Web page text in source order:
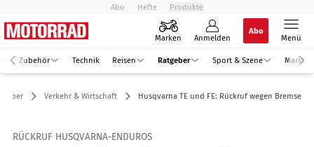
Abo Hefte Produkte
Marken Anmelden
Abo
Menü
Zubehör Technik Reisen Ratgeber Sport & Szene Markt
Verkehr & Wirtschaft Husqvarna TE und FE: Rückruf wegen Bremse
RÜCKRUF HUSQVARNA-ENDUROS